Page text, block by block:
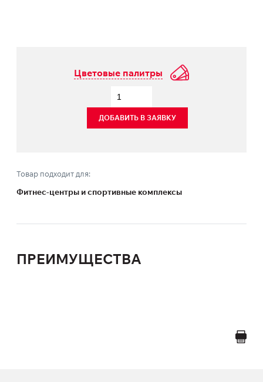
Цветовые палитры
ДОБАВИТЬ В ЗАЯВКУ
Товар подходит для:
Фитнес-центры и спортивные комплексы
ПРЕИМУЩЕСТВА